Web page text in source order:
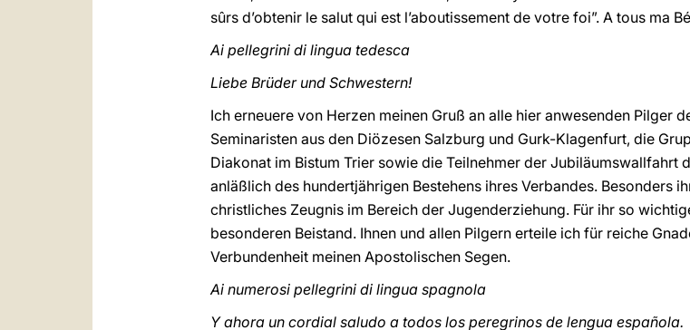
sûrs d’obtenir le salut qui est l’aboutissement de votre foi”. A tous ma
Ai pellegrini di lingua tedesca
Liebe Brüder und Schwestern!
Ich erneuere von Herzen meinen Gruß an alle hier anwesenden Pilger
Seminaristen aus den Diözesen Salzburg und Gurk-Klagenfurt, die
Diakonat im Bistum Trier sowie die Teilnehmer der Jubiläumswallfahrt
anläßlich des hundertjährigen Bestehens ihres Verbandes. Besonders
christliches Zeugnis im Bereich der Jugenderziehung. Für ihr so
besonderen Beistand. Ihnen und allen Pilgern erteile ich für reiche
Verbundenheit meinen Apostolischen Segen.
Ai numerosi pellegrini di lingua spagnola
Y ahora un cordial saludo a todos los peregrinos de lengua española.